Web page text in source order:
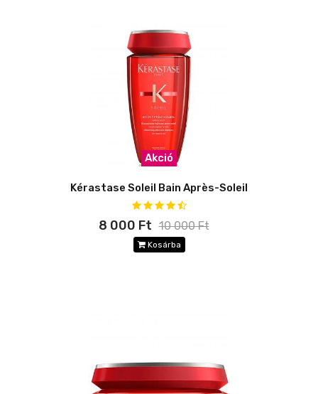
Akció
Kérastase Soleil Bain Après-Soleil
8 000 Ft 10 000 Ft
Kosárba